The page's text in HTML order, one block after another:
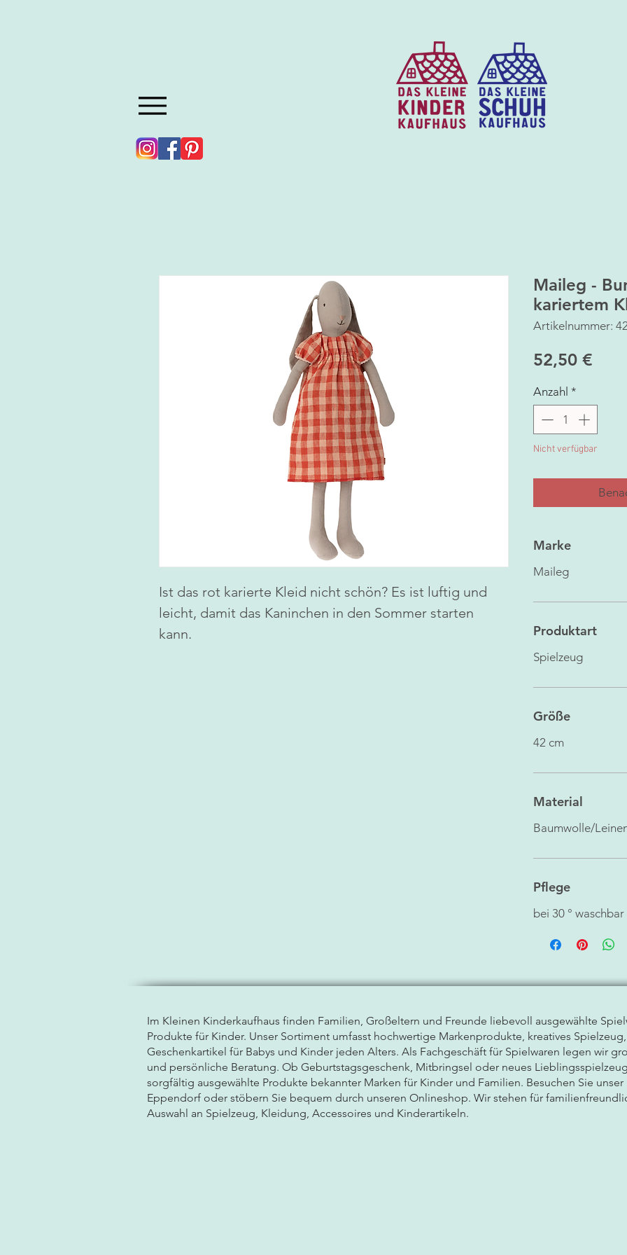
Ist das rot karierte Kleid nicht schön? Es ist luftig und
leicht, damit das Kaninchen in den Sommer starten
kann.
Maileg -
kariertem
Artikelnummer:
52,50 €
Anzahl *
Nicht verfügbar
Marke
Maileg
Produktart
Spielzeug
Größe
42 cm
Material
Baumwolle/
Pflege
bei 30 ° waschbar
Im Kleinen Kinderkaufhaus finden Familien, Großeltern und Freunde liebevoll ausgewählte
Produkte für Kinder. Unser Sortiment umfasst hochwertige Markenprodukte, kreatives
Geschenkartikel für Babys und Kinder jeden Alters. Als Fachgeschäft für Spielwaren legen wir
und persönliche Beratung. Ob Geburtstagsgeschenk, Mitbringsel oder neues
sorgfältig ausgewählte Produkte bekannter Marken für Kinder und Familien. Besuchen Sie
Eppendorf oder stöbern Sie bequem durch unseren Onlineshop. Wir stehen für
Auswahl an Spielzeug, Kleidung, Accessoires und Kinderartikeln.